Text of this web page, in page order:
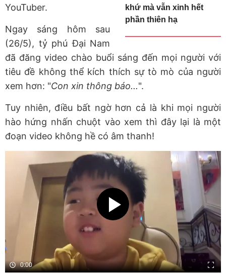
khứ mà vẫn xinh hết
phần thiên hạ
YouTuber.
Ngay sáng hôm sau
(26/5), tỷ phú Đại Nam
đã đăng video chào buổi sáng đến mọi người với
tiêu đề không thể kích thích sự tò mò của người
xem hơn: "Con xin thông báo...".
Tuy nhiên, điều bất ngờ hơn cả là khi mọi người
hào hứng nhấn chuột vào xem thì đây lại là một
đoạn video không hề có âm thanh!
0:00